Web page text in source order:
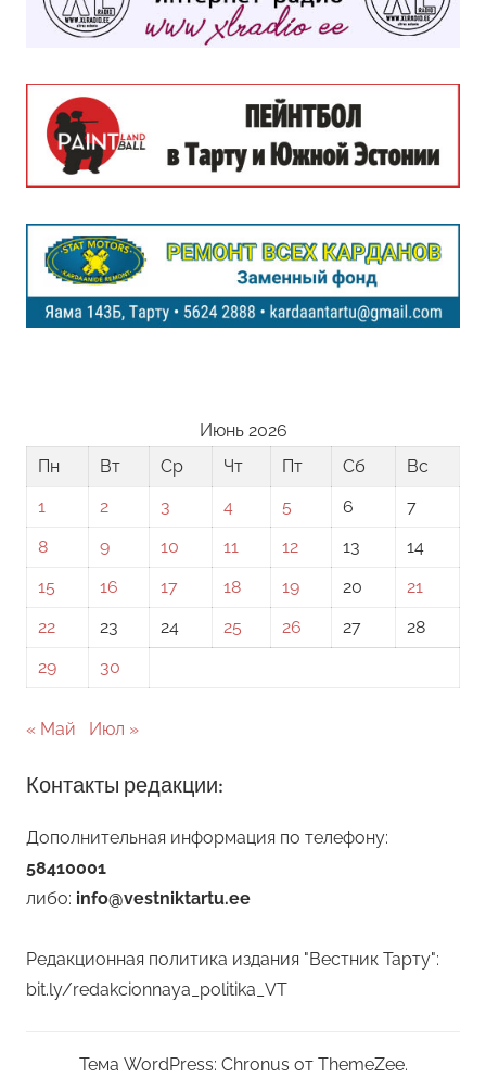
Июнь 2026
Пн
Вт Ср Чт Пт Сб
Вс
1
2 3 4 5 6
7
8
9 10 11 12 13
14
15
16 17 18 19 20
21
22
23 24 25 26 27
28
29
30
« Май Июл »
Контакты редакции:
Дополнительная информация по телефону:
58410001
либо: info@vestniktartu.ee
Редакционная политика издания "Вестник Тарту":
bit.ly/redakcionnaya_politika_VT
Тема WordPress: Chronus от ThemeZee.